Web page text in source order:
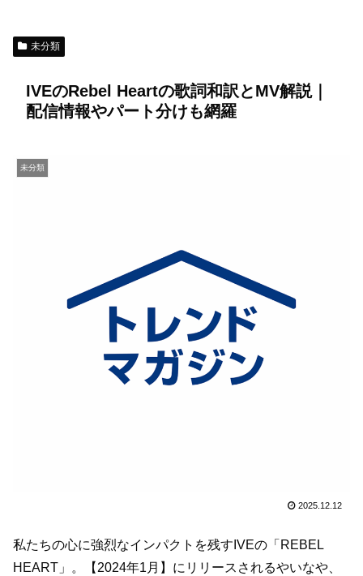
未分類
IVEのRebel Heartの歌詞和訳とMV解説｜
配信情報やパート分けも網羅
未分類
2025.12.12
私たちの心に強烈なインパクトを残すIVEの「REBEL
HEART」。【2024年1月】にリリースされるやいなや、